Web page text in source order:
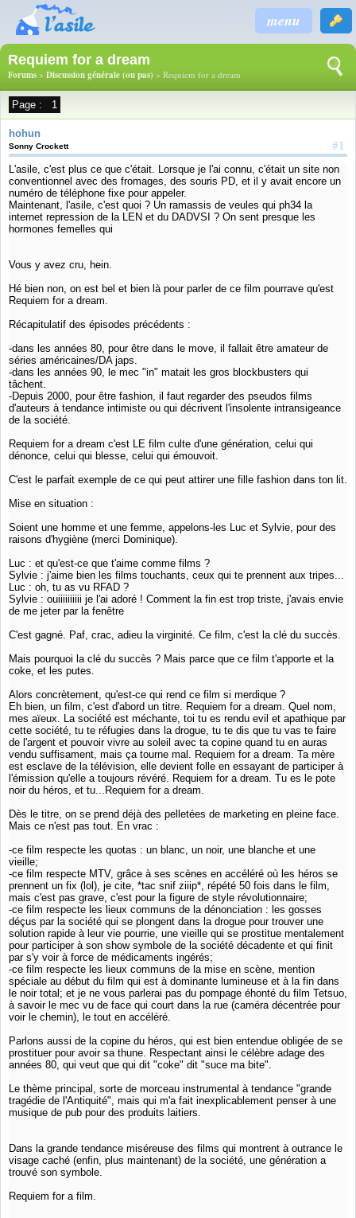
menu
Requiem for a dream
Forums > Discussion générale (ou pas) > Requiem for a dream
Page : 1
hohun
#1
Sonny Crockett
L'asile, c'est plus ce que c'était. Lorsque je l'ai connu, c'était un site non
conventionnel avec des fromages, des souris PD, et il y avait encore un
numéro de téléphone fixe pour appeler.
Maintenant, l'asile, c'est quoi ? Un ramassis de veules qui ph34 la
internet repression de la LEN et du DADVSI ? On sent presque les
hormones femelles qui
Vous y avez cru, hein.
Hé bien non, on est bel et bien là pour parler de ce film pourrave qu'est
Requiem for a dream.
Récapitulatif des épisodes précédents :
-dans les années 80, pour être dans le move, il fallait être amateur de
séries américaines/DA japs.
-dans les années 90, le mec "in" matait les gros blockbusters qui
tâchent.
-Depuis 2000, pour être fashion, il faut regarder des pseudos films
d'auteurs à tendance intimiste ou qui décrivent l'insolente intransigeance
de la société.
Requiem for a dream c'est LE film culte d'une génération, celui qui
dénonce, celui qui blesse, celui qui émouvoit.
C'est le parfait exemple de ce qui peut attirer une fille fashion dans ton lit.
Mise en situation :
Soient une homme et une femme, appelons-les Luc et Sylvie, pour des
raisons d'hygiène (merci Dominique).
Luc : et qu'est-ce que t'aime comme films ?
Sylvie : j'aime bien les films touchants, ceux qui te prennent aux tripes...
Luc : oh, tu as vu RFAD ?
Sylvie : ouiiiiiiiiii je l'ai adoré ! Comment la fin est trop triste, j'avais envie
de me jeter par la fenêtre
C'est gagné. Paf, crac, adieu la virginité. Ce film, c'est la clé du succès.
Mais pourquoi la clé du succès ? Mais parce que ce film t'apporte et la
coke, et les putes.
Alors concrètement, qu'est-ce qui rend ce film si merdique ?
Eh bien, un film, c'est d'abord un titre. Requiem for a dream. Quel nom,
mes aïeux. La société est méchante, toi tu es rendu evil et apathique par
cette société, tu te réfugies dans la drogue, tu te dis que tu vas te faire
de l'argent et pouvoir vivre au soleil avec ta copine quand tu en auras
vendu suffisament, mais ça tourne mal. Requiem for a dream. Ta mère
est esclave de la télévision, elle devient folle en essayant de participer à
l'émission qu'elle a toujours révéré. Requiem for a dream. Tu es le pote
noir du héros, et tu...Requiem for a dream.
Dès le titre, on se prend déjà des pelletées de marketing en pleine face.
Mais ce n'est pas tout. En vrac :
-ce film respecte les quotas : un blanc, un noir, une blanche et une
vieille;
-ce film respecte MTV, grâce à ses scènes en accéléré où les héros se
prennent un fix (lol), je cite, *tac snif ziiip*, répété 50 fois dans le film,
mais c'est pas grave, c'est pour la figure de style révolutionnaire;
-ce film respecte les lieux communs de la dénonciation : les gosses
déçus par la société qui se plongent dans la drogue pour trouver une
solution rapide à leur vie pourrie, une vieille qui se prostitue mentalement
pour participer à son show symbole de la société décadente et qui finit
par s'y voir à force de médicaments ingérés;
-ce film respecte les lieux communs de la mise en scène, mention
spéciale au début du film qui est à dominante lumineuse et à la fin dans
le noir total; et je ne vous parlerai pas du pompage éhonté du film Tetsuo,
à savoir le mec vu de face qui court dans la rue (caméra décentrée pour
voir le chemin), le tout en accéléré.
Parlons aussi de la copine du héros, qui est bien entendue obligée de se
prostituer pour avoir sa thune. Respectant ainsi le célèbre adage des
années 80, qui veut que qui dit "coke" dit "suce ma bite".
Le thème principal, sorte de morceau instrumental à tendance "grande
tragédie de l'Antiquité", mais qui m'a fait inexplicablement penser à une
musique de pub pour des produits laitiers.
Dans la grande tendance miséreuse des films qui montrent à outrance le
visage caché (enfin, plus maintenant) de la société, une génération a
trouvé son symbole.
Requiem for a film.